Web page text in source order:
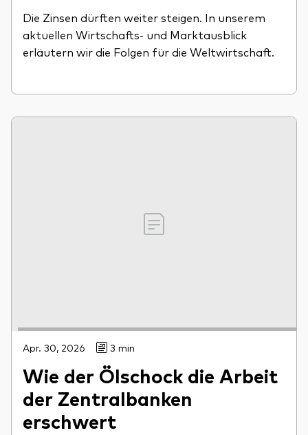
Die Zinsen dürften weiter steigen. In unserem
aktuellen Wirtschafts- und Marktausblick
erläutern wir die Folgen für die Weltwirtschaft.
Apr. 30, 2026 3 min
Wie der Ölschock die Arbeit
der Zentralbanken
erschwert